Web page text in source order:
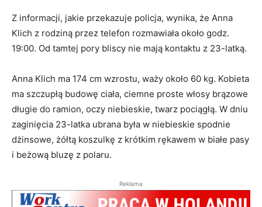
Z informacji, jakie przekazuje policja, wynika, że Anna
Klich z rodziną przez telefon rozmawiała około godz.
19:00. Od tamtej pory bliscy nie mają kontaktu z 23-latką.
Anna Klich ma 174 cm wzrostu, waży około 60 kg. Kobieta
ma szczupłą budowę ciała, ciemne proste włosy brązowe
długie do ramion, oczy niebieskie, twarz pociągłą. W dniu
zaginięcia 23-latka ubrana była w niebieskie spodnie
dżinsowe, żółtą koszulkę z krótkim rękawem w białe pasy
i beżową bluzę z polaru.
Reklama